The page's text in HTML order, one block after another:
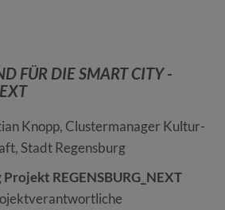
FÜR DIE SMART CITY -
Knopp, Clustermanager Kultur-
Stadt Regensburg
REGENSBURG_NEXT